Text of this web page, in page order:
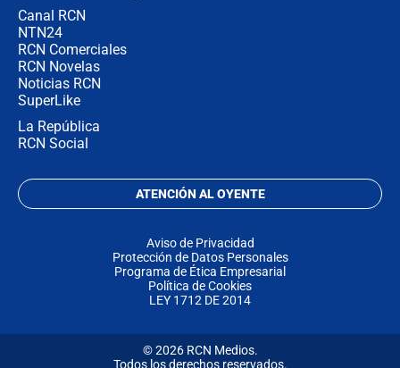
Canal RCN
NTN24
RCN Comerciales
RCN Novelas
Noticias RCN
SuperLike
La República
RCN Social
ATENCIÓN AL OYENTE
Aviso de Privacidad
Protección de Datos Personales
Programa de Ética Empresarial
Política de Cookies
LEY 1712 DE 2014
© 2026 RCN Medios.
Todos los derechos reservados.